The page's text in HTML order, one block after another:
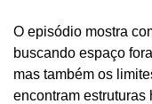
O episódio mostra
buscando espaço
mas também os
encontram